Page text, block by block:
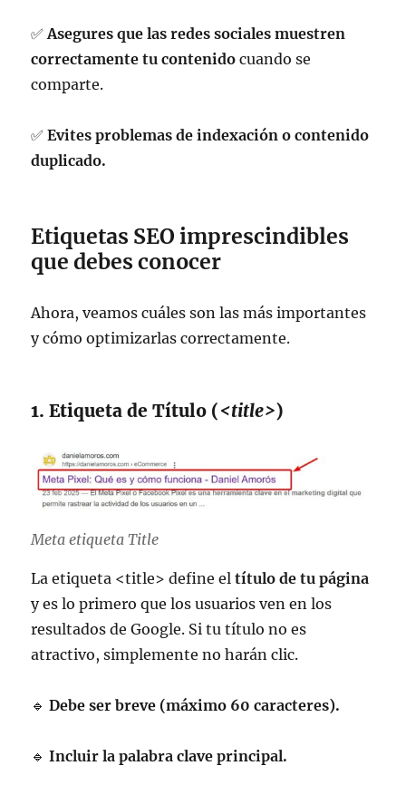
✅Asegures que las redes sociales muestren
correctamente tu contenido cuando se
comparte.
✅Evites problemas de indexación o contenido
duplicado.
Etiquetas SEO imprescindibles
que debes conocer
Ahora, veamos cuáles son las más importantes
y cómo optimizarlas correctamente.
1. Etiqueta de Título (<title>)
Meta etiqueta Title
La etiqueta <title> define eltítulo de tu página
y es lo primero que los usuarios ven en los
resultados de Google. Si tu título no es
atractivo, simplemente no harán clic.
🔹Debe ser breve (máximo 60 caracteres).
🔹Incluir la palabra clave principal.